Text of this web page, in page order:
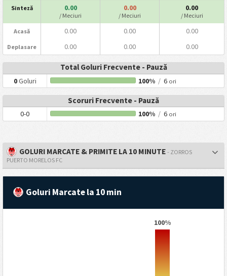
Sinteză 0.00
/ Meciuri
0.00
/ Meciuri
0.00
/ Meciuri
Acasă 0.00 0.00 0.00
Deplasare 0.00 0.00 0.00
Total Goluri Frecvente - Pauză
0Goluri 100% / 6 ori
Scoruri Frecvente - Pauză
0-0 100% / 6 ori
GOLURI MARCATE & PRIMITE LA 10 MINUTE - ZORROS
PUERTO MORELOS FC
Goluri Marcate la 10 min
100%